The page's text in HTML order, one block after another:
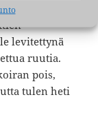
levitettynä
ruutia.
pois,
tulen heti